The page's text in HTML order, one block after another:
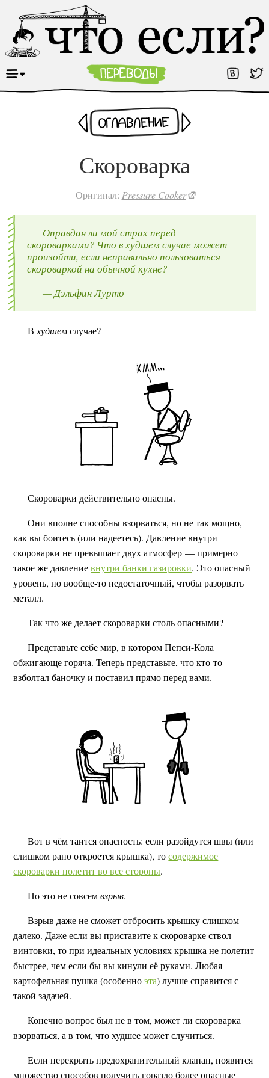
Скороварка
Оригинал: Pressure Cooker
Оправдан ли мой страх перед
скороварками? Что в худшем случае может
произойти, если неправильно пользоваться
скороваркой на обычной кухне?
— Дэльфин Лурто
Вхудшемслучае?
Скороварки действительно опасны.
Они вполне способны взорваться, но не так мощно,
как вы боитесь (или надеетесь). Давление внутри
скороварки не превышает двух атмосфер — примерно
такое же давлениевнутри банки газировки. Это опасный
уровень, но вообще-то недостаточный, чтобы разорвать
металл.
Так что же делает скороварки столь опасными?
Представьте себе мир, в котором Пепси-Кола
обжигающе горяча. Теперь представьте, что кто-то
взболтал баночку и поставил прямо перед вами.
Вот в чём таится опасность: если разойдутся швы (или
слишком рано откроется крышка), тосодержимое
скороварки полетит во все стороны.
Но это не совсемвзрыв.
Взрыв даже не сможет отбросить крышку слишком
далеко. Даже если вы приставите к скороварке ствол
винтовки, то при идеальных условиях крышка не полетит
быстрее, чем если бы вы кинули её руками. Любая
картофельная пушка (особенноэта) лучше справится с
такой задачей.
Конечно вопрос был не в том, может ли скороварка
взорваться, а в том, что худшее может случиться.
Если перекрыть предохранительный клапан, появится
множество способов получить гораздо более опасные